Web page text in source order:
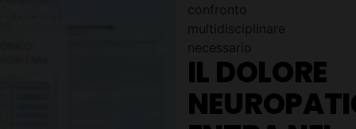
confronto
multidisciplinare
necessario
IL DOLORE